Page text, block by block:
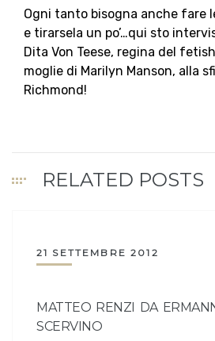
Ogni tanto bisogna anche fare
e tirarsela un po’…qui sto
Dita Von Teese, regina del
moglie di Marilyn Manson, alla
Richmond!
RELATED POSTS
21 SETTEMBRE 2012
MATTEO RENZI DA
SCERVINO